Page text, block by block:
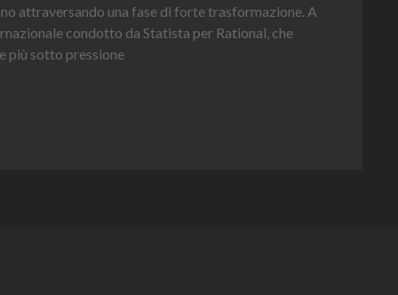
attraversando una fase di forte trasformazione. A
condotto da Statista per Rational, che
più sotto pressione